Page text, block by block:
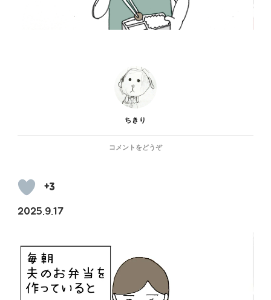
ちきり
コメントをどうぞ(最
+3
2025.9.17